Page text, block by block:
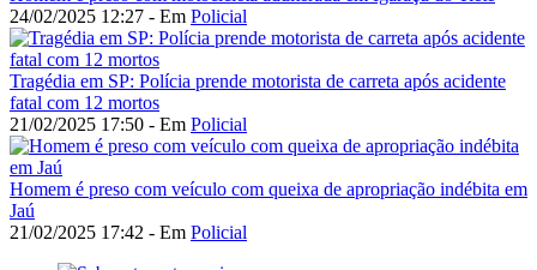
24/02/2025 12:27 - Em Policial
Tragédia em SP: Polícia prende motorista de carreta após acidente
fatal com 12 mortos
21/02/2025 17:50 - Em Policial
Homem é preso com veículo com queixa de apropriação indébita em
Jaú
21/02/2025 17:42 - Em Policial